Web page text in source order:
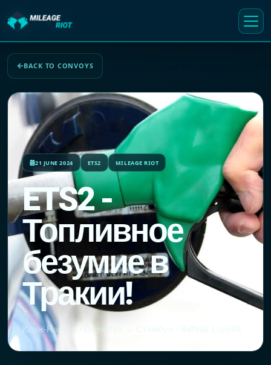
BACK TO CONVOYS
21 JUNE 2024 ETS2 MILEAGE RIOT
ETS2 -
Топливное
безумие в
Тракии!
Клуж-Напока - Cemeltex → Стамбул - Baltrak Lojistik